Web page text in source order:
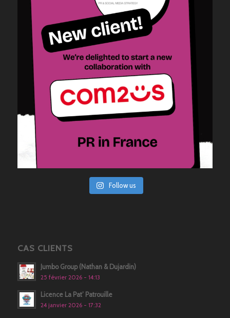
Follow us
CAS CLIENTS
Jumbo Group (Nathan & Dujardin)
25 février 2026 - 14:13
Licence La Pat’ Patrouille
24 janvier 2026 - 17:32